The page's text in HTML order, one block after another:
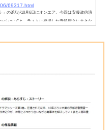
69317.html
の3話が10月6日にオンエア。今回は安藤政信演
ション”と、ラストに登場した寺脇康文に大きな